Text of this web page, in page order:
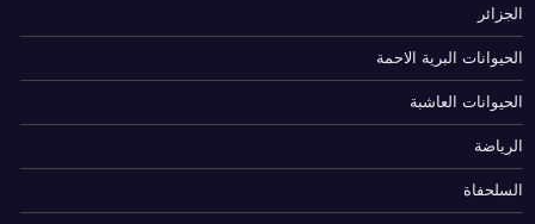
الجزائر
الحيوانات البرية الاحمة
الحيوانات العاشبة
الرياضة
السلحفاة